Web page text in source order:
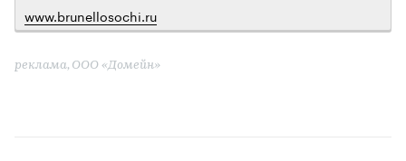
www.brunellosochi.ru
реклама, ООО «Домейн»